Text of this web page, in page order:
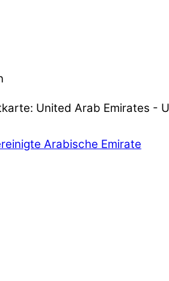
United Arab Emirates -
Arabische Emirate